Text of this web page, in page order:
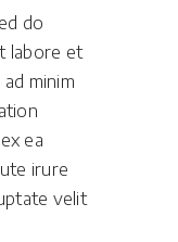
do
labore et
minim
ea
irure
velit